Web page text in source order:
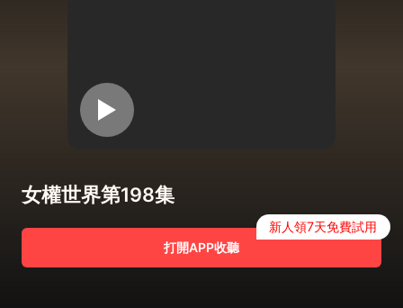
女權世界第198集
打開APP收聽
新人領7天免費試用